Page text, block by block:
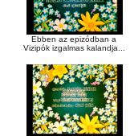
Ebben az epizódban a
Vizipók izgalmas kalandja...